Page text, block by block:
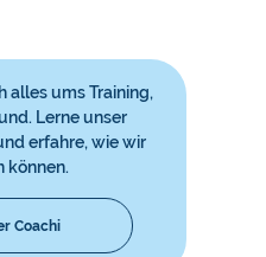
alles ums Training,
Lerne unser
erfahre, wie wir
können.
Coachi